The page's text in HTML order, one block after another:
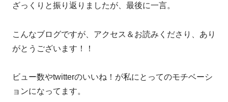
ざっくりと振り返りましたが、最後に一言。
こんなブログですが、アクセス＆お読みくださり、あり
がとうございます！！
ビュー数やtwitterのいいね！が私にとってのモチベーシ
ョンになってます。